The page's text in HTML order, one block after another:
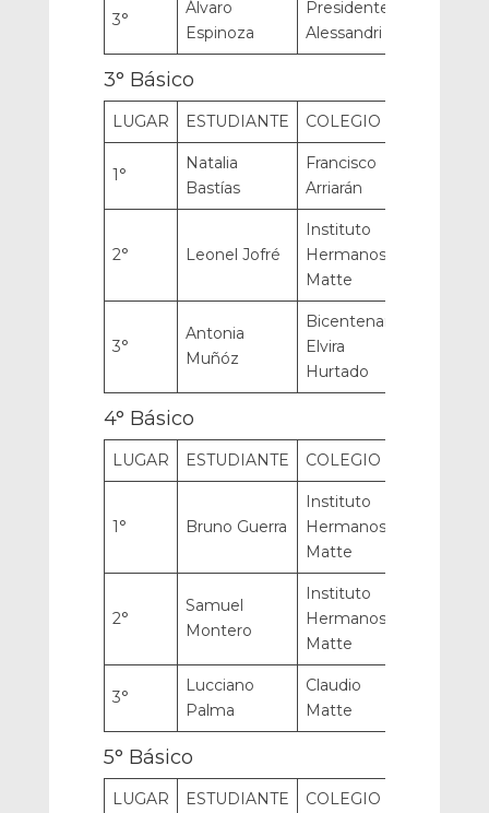
3°
Álvaro
Espinoza
Presidente
Alessandri
3° Básico
LUGAR ESTUDIANTE COLEGIO
1°
Natalia
Bastías
Francisco
Arriarán
2° Leonel Jofré
Instituto
Hermanos
Matte
3°
Antonia
Muñóz
Bicentenario
Elvira
Hurtado
4° Básico
LUGAR ESTUDIANTE COLEGIO
1° Bruno Guerra
Instituto
Hermanos
Matte
2°
Samuel
Montero
Instituto
Hermanos
Matte
3°
Lucciano
Palma
Claudio
Matte
5° Básico
LUGAR ESTUDIANTE COLEGIO